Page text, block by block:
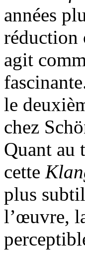
années
réduction
agit
le
chez
Quant au
cette
plus
l’œuvre,